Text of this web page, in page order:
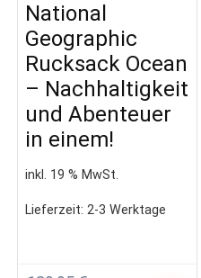
National
Geographic
Rucksack Ocean
– Nachhaltigkeit
und Abenteuer
in einem!
inkl. 19 % MwSt.
Lieferzeit:2-3 Werktage